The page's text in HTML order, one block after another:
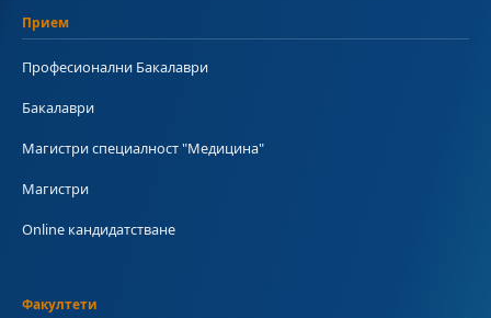
Прием
Професионални Бакалаври
Бакалаври
Магистри специалност "Медицина"
Магистри
Online кандидатстване
Факултети